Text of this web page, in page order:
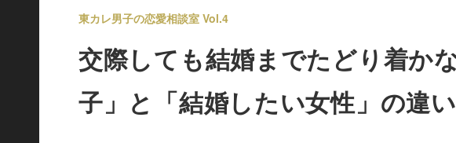
東カレ男子の恋愛相談室 Vol.4
交際しても結婚までたどり着か
子」と「結婚したい女性」の違